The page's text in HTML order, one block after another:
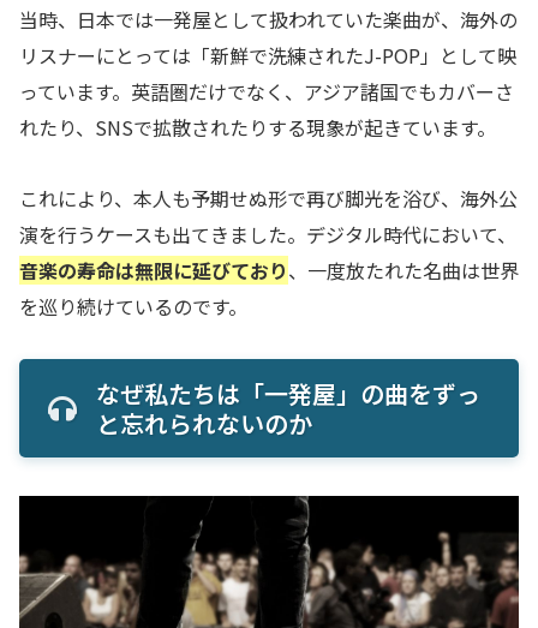
当時、日本では一発屋として扱われていた楽曲が、海外の
リスナーにとっては「新鮮で洗練されたJ-POP」として映
っています。英語圏だけでなく、アジア諸国でもカバーさ
れたり、SNSで拡散されたりする現象が起きています。
これにより、本人も予期せぬ形で再び脚光を浴び、海外公
演を行うケースも出てきました。デジタル時代において、
音楽の寿命は無限に延びており、一度放たれた名曲は世界
を巡り続けているのです。
なぜ私たちは「一発屋」の曲をずっ
と忘れられないのか